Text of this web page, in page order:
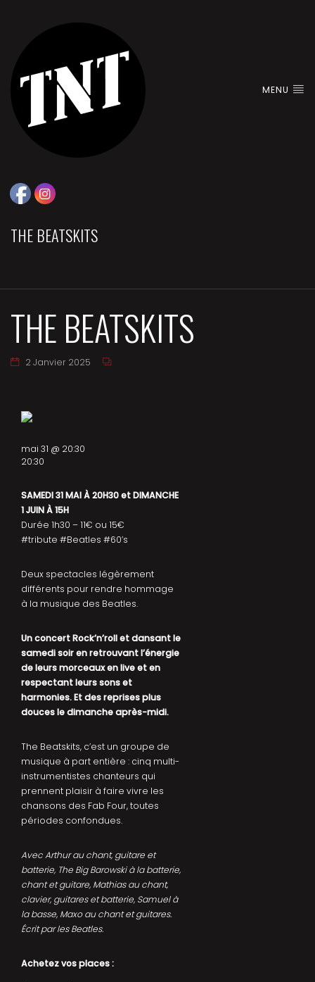
MENU
THE BEATSKITS
THE BEATSKITS
2 Janvier 2025
SAMEDI 31 MAI À 20H30 et DIMANCHE
1 JUIN À 15H
Durée 1h30 – 11€ ou 15€
#tribute #Beatles #60’s
Deux spectacles légèrement
différents pour rendre hommage
à la musique des Beatles.
Un concert Rock’n’roll et dansant le
samedi soir en retrouvant l’énergie
de leurs morceaux en live et en
respectant leurs sons et
harmonies. Et des reprises plus
douces le dimanche après-midi.
The Beatskits, c’est un groupe de
musique à part entière : cinq multi-
instrumentistes chanteurs qui
prennent plaisir à faire vivre les
chansons des Fab Four, toutes
périodes confondues.
Avec Arthur au chant, guitare et
batterie, The Big Barowski à la batterie,
chant et guitare, Mathias au chant,
clavier, guitares et batterie, Samuel à
la basse, Maxo au chant et guitares.
Écrit par les Beatles.
Achetez vos places :
mai 31 @ 20:30
20:30